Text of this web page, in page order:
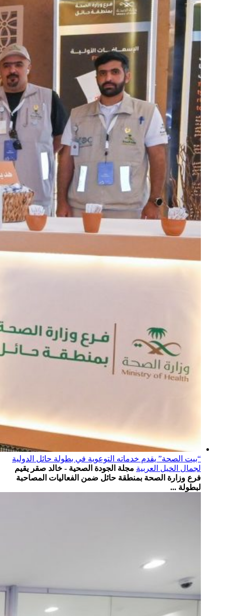
“بيت الصحة” يقدم خدماته التوعوية في بطولة حائل الدولية
لجمال الخيل العربية مجلة الجودة الصحية - خالد صقر يقيم
فرع وزارة الصحة بمنطقة ⁧‫حائل‬⁩ ضمن الفعاليات المصاحبة
لبطولة ...